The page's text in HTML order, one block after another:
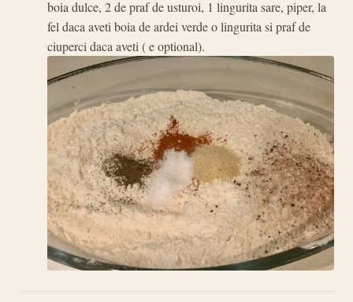
boia dulce, 2 de praf de usturoi, 1 lingurita sare, piper, la
fel daca aveti boia de ardei verde o lingurita si praf de
ciuperci daca aveti ( e optional).